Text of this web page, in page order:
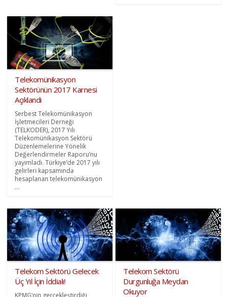
Telekomünikasyon
Sektörünün 2017 Karnesi
Açıklandı
Serbest Telekomünikasyon
İşletmecileri Derneği
(TELKODER), 2017 Yılı
Telekomünikasyon Sektörü
Düzenlemelerine Yönelik
Değerlendirmeler Raporu’nu
yayımladı. Türkiye’de 2017 yılı
gelirleri kapsamında
hesaplanan telekomünikasyon
...
Telekom Sektörü Gelecek
Üç Yıl İçin İddialı!
KPMG’nin gerçekleştirdiği
Telekom Sektörü
Durgunluğa Meydan
Okuyor